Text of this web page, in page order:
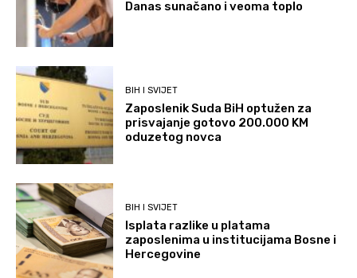
Danas sunačano i veoma toplo
BIH I SVIJET
Zaposlenik Suda BiH optužen za
prisvajanje gotovo 200.000 KM
oduzetog novca
BIH I SVIJET
Isplata razlike u platama
zaposlenima u institucijama Bosne i
Hercegovine